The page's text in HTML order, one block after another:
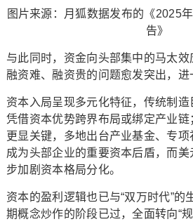
图片来源：月狐数据发布的《2025
告》
与此同时，资金向头部集中的马太
融资难、融资贵的问题愈发突出，进
资本入局呈现多元化特征，传统制
凭借资本优势跨界布局或绑定产业
更显关键，多地出台产业基金、专
成为头部企业的重要资本后盾，而
步加剧资本格局分化。
资本的盈利逻辑也已与“双万时代”的
期概念炒作的阶段已过，全面转向“